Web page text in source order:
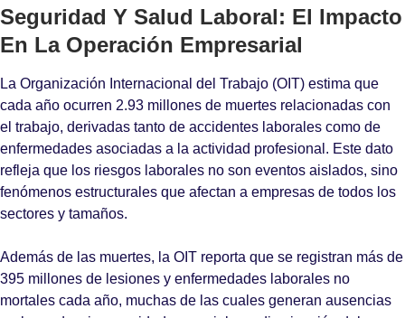
Seguridad Y Salud Laboral: El Impacto
En La Operación Empresarial
La Organización Internacional del Trabajo (OIT) estima que
cada año ocurren 2.93 millones de muertes relacionadas con
el trabajo, derivadas tanto de accidentes laborales como de
enfermedades asociadas a la actividad profesional. Este dato
refleja que los riesgos laborales no son eventos aislados, sino
fenómenos estructurales que afectan a empresas de todos los
sectores y tamaños.
Además de las muertes, la OIT reporta que se registran más de
395 millones de lesiones y enfermedades laborales no
mortales cada año, muchas de las cuales generan ausencias